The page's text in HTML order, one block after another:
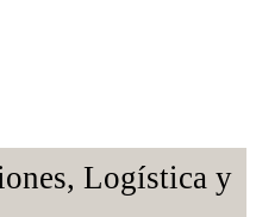
Logística y